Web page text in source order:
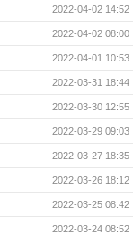
2022-04-02 14:52
2022-04-02 08:00
2022-04-01 10:53
2022-03-31 18:44
2022-03-30 12:55
2022-03-29 09:03
2022-03-27 18:35
2022-03-26 18:12
2022-03-25 08:42
2022-03-24 08:52